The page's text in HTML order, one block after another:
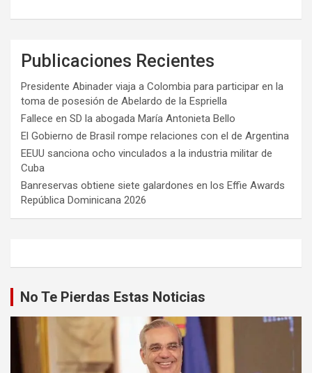
Publicaciones Recientes
Presidente Abinader viaja a Colombia para participar en la
toma de posesión de Abelardo de la Espriella
Fallece en SD la abogada María Antonieta Bello
El Gobierno de Brasil rompe relaciones con el de Argentina
EEUU sanciona ocho vinculados a la industria militar de
Cuba
Banreservas obtiene siete galardones en los Effie Awards
República Dominicana 2026
No Te Pierdas Estas Noticias